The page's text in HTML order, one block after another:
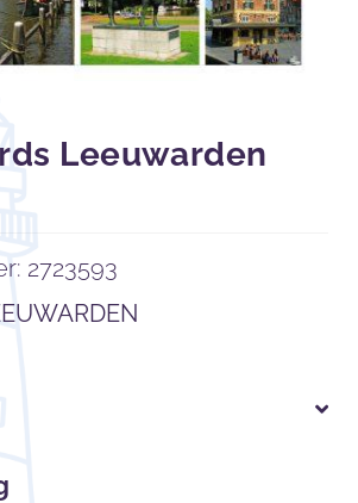
Leeuwarden
2723593